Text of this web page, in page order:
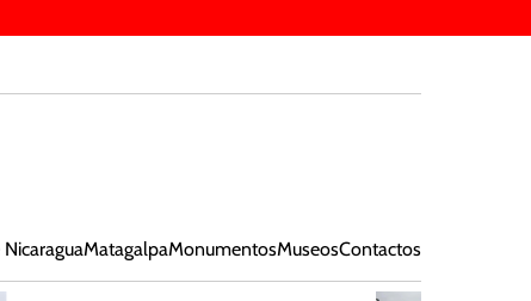
MatagalpaMonumentosMuseosContactos